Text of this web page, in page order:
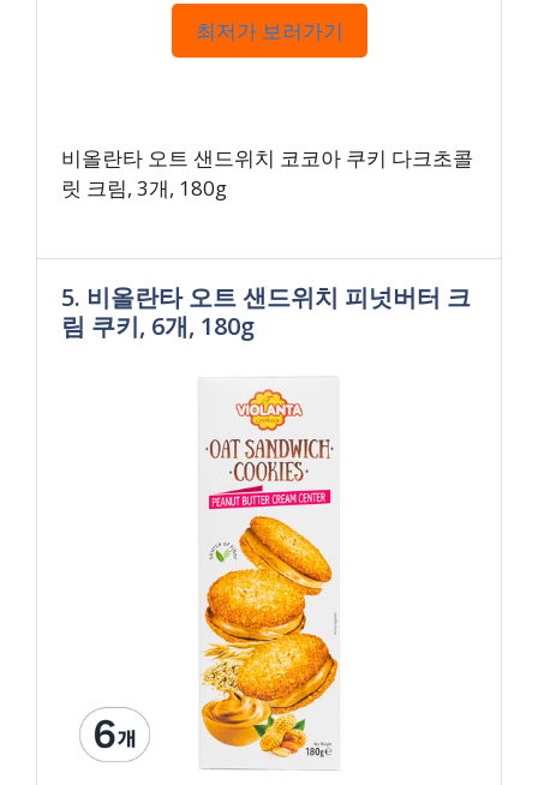
최저가 보러가기
비올란타 오트 샌드위치 코코아 쿠키 다크초콜
릿 크림, 3개, 180g
5. 비올란타 오트 샌드위치 피넛버터 크
림 쿠키, 6개, 180g